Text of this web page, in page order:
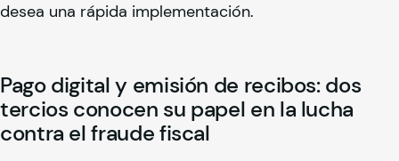
desea una rápida implementación.
Pago digital y emisión de recibos: dos
tercios conocen su papel en la lucha
contra el fraude fiscal